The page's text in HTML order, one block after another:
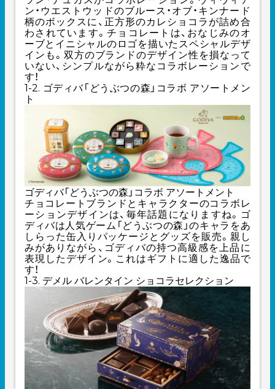
ン・ウエストウッドのブルース・オブ・キンナード
柄のボックスに、正方形のカレショコラが詰め合
わされています。チョコレートは、おなじみのオ
ーブとイニシャルのロゴを描いたスペシャルデザ
インも。双方のブランドのデザイン性を損なって
いない、シンプルながら粋なコラボレーションで
す！
1-2. ゴディバ「どうぶつの森」コラボ アソートメン
ト
ゴディバ「どうぶつの森」コラボ アソートメント
チョコレートブランドとキャラクターのコラボレ
ーションデザインは、毎年話題になりますね。ゴ
ディバは人気ゲーム「どうぶつの森」のキャラをあ
しらった缶入りパッケージとグッズを販売。親し
みがありながら、ゴディバの持つ高級感を上品に
表現したデザイン。これはギフトに適した逸品で
す！
1-3. デメル バレンタイン ショコラセレクション